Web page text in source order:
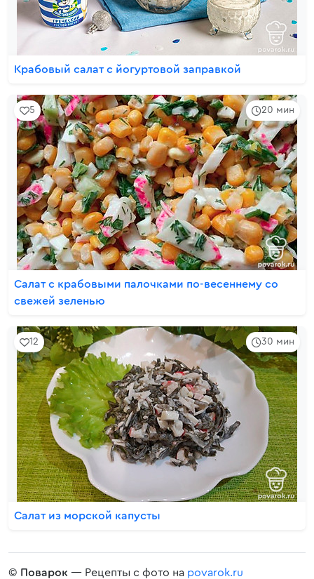
Крабовый салат с йогуртовой заправкой
20 мин
5
Салат с крабовыми палочками по-весеннему со
свежей зеленью
30 мин
12
Салат из морской капусты
© Поварок — Рецепты с фото на povarok.ru